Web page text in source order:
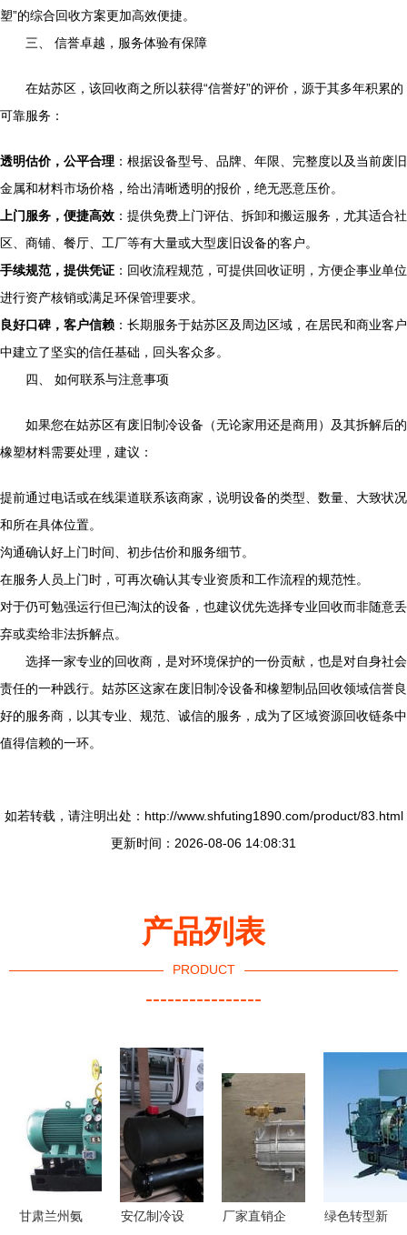
塑”的综合回收方案更加高效便捷。
三、 信誉卓越，服务体验有保障
在姑苏区，该回收商之所以获得“信誉好”的评价，源于其多年积累的
可靠服务：
透明估价，公平合理 ：根据设备型号、品牌、年限、完整度以及当前废旧
金属和材料市场价格，给出清晰透明的报价，绝无恶意压价。
上门服务，便捷高效 ：提供免费上门评估、拆卸和搬运服务，尤其适合社
区、商铺、餐厅、工厂等有大量或大型废旧设备的客户。
手续规范，提供凭证 ：回收流程规范，可提供回收证明，方便企事业单位
进行资产核销或满足环保管理要求。
良好口碑，客户信赖 ：长期服务于姑苏区及周边区域，在居民和商业客户
中建立了坚实的信任基础，回头客众多。
四、 如何联系与注意事项
如果您在姑苏区有废旧制冷设备（无论家用还是商用）及其拆解后的
橡塑材料需要处理，建议：
提前通过电话或在线渠道联系该商家，说明设备的类型、数量、大致状况
和所在具体位置。
沟通确认好上门时间、初步估价和服务细节。
在服务人员上门时，可再次确认其专业资质和工作流程的规范性。
对于仍可勉强运行但已淘汰的设备，也建议优先选择专业回收而非随意丢
弃或卖给非法拆解点。
选择一家专业的回收商，是对环境保护的一份贡献，也是对自身社会
责任的一种践行。姑苏区这家在废旧制冷设备和橡塑制品回收领域信誉良
好的服务商，以其专业、规范、诚信的服务，成为了区域资源回收链条中
值得信赖的一环。
如若转载，请注明出处：http://www.shfuting1890.com/product/83.html
更新时间：2026-08-06 14:08:31
产品列表
PRODUCT
----------------
甘肃兰州氨
安亿制冷设
厂家直销企
绿色转型新